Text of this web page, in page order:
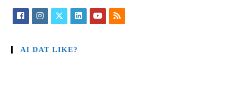
AI DAT LIKE?